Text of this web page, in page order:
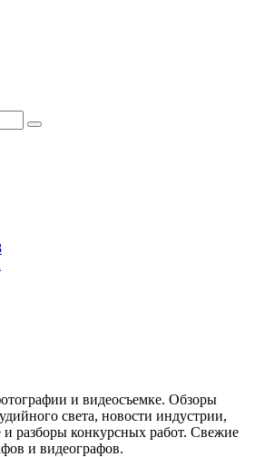
и видеосъемке. Обзоры
света, новости индустрии,
и разборы конкурсных работ. Свежие
и видеографов.